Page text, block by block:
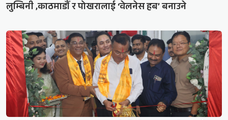
लुम्बिनी ,काठमाडौँ र पोखरालाई ‘वेलनेस हब’ बनाउने